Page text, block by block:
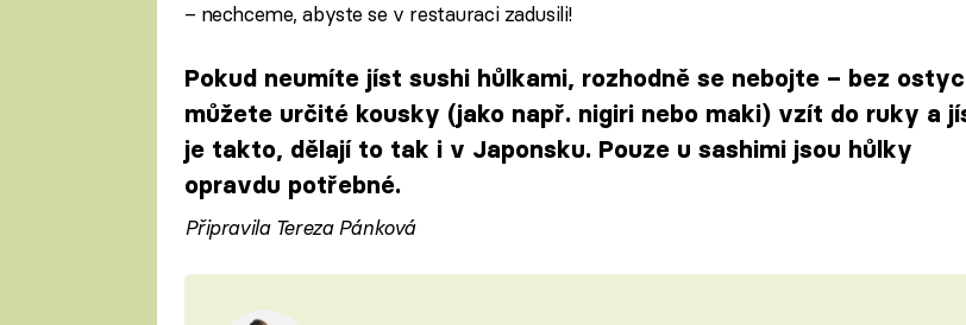
– nechceme, abyste se v restauraci zadusili!
Pokud neumíte jíst sushi hůlkami, rozhodně se nebojte – bez
můžete určité kousky (jako např. nigiri nebo maki) vzít do ruky a
je takto, dělají to tak i v Japonsku. Pouze u sashimi jsou hůlky
opravdu potřebné.
Připravila Tereza Pánková